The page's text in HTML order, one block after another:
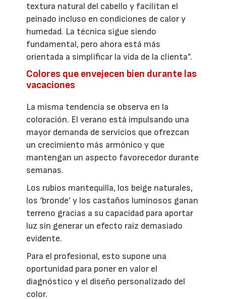
textura natural del cabello y facilitan el
peinado incluso en condiciones de calor y
humedad. La técnica sigue siendo
fundamental, pero ahora está más
orientada a simplificar la vida de la clienta”.
Colores que envejecen bien durante las
vacaciones
La misma tendencia se observa en la
coloración. El verano está impulsando una
mayor demanda de servicios que ofrezcan
un crecimiento más armónico y que
mantengan un aspecto favorecedor durante
semanas.
Los rubios mantequilla, los beige naturales,
los ‘bronde’ y los castaños luminosos ganan
terreno gracias a su capacidad para aportar
luz sin generar un efecto raíz demasiado
evidente.
Para el profesional, esto supone una
oportunidad para poner en valor el
diagnóstico y el diseño personalizado del
color.